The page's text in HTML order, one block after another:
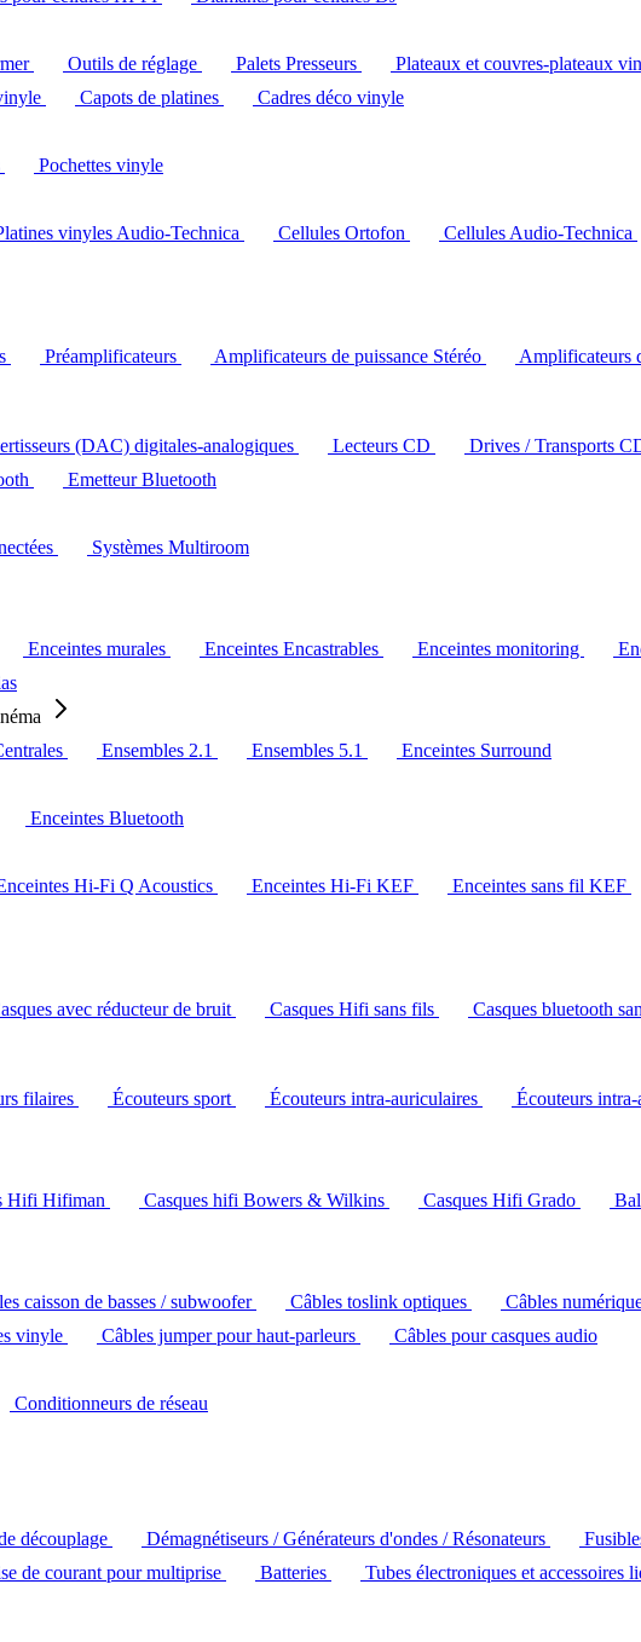
Outils de réglage Palets Presseurs Plateaux et couvres-plateaux
Capots de platines
Cadres déco vinyle
Pochettes vinyle
vinyles Audio-Technica Cellules Ortofon Cellules Audio-Technica
Préamplificateurs Amplificateurs de puissance Stéréo
Amplificateurs
(DAC) digitales-analogiques Lecteurs CD Drives / Transports
Emetteur Bluetooth
Systèmes Multiroom
Enceintes murales Enceintes Encastrables Enceintes monitoring
Ensembles 2.1 Ensembles 5.1
Enceintes Surround
Enceintes Bluetooth
Hi-Fi Q Acoustics Enceintes Hi-Fi KEF Enceintes sans fil KEF
avec réducteur de bruit Casques Hifi sans fils Casques bluetooth
filaires Écouteurs sport Écouteurs intra-auriculaires
Écouteurs
Hifi Hifiman Casques hifi Bowers & Wilkins Casques Hifi Grado
caisson de basses / subwoofer Câbles toslink optiques
Câbles
vinyle Câbles jumper pour haut-parleurs
Câbles pour casques audio
Conditionneurs de réseau
découplage Démagnétiseurs / Générateurs d'ondes / Résonateurs
de courant pour multiprise Batteries Tubes électroniques et accessoires